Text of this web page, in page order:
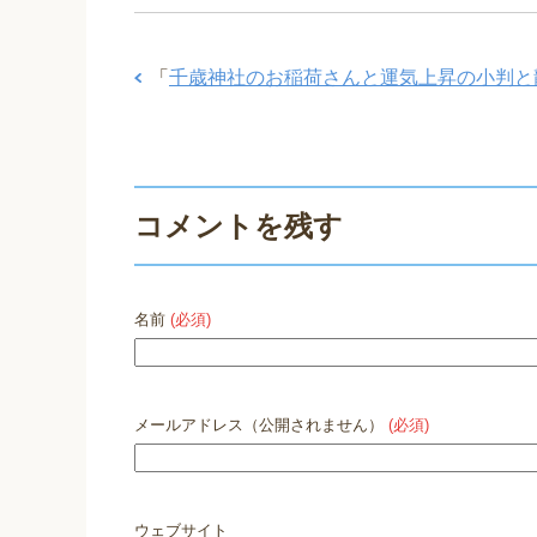
「 千歳神社のお稲荷さんと運気上昇の小判と
コメントを残す
名前 (必須)
メールアドレス（公開されません） (必須)
ウェブサイト